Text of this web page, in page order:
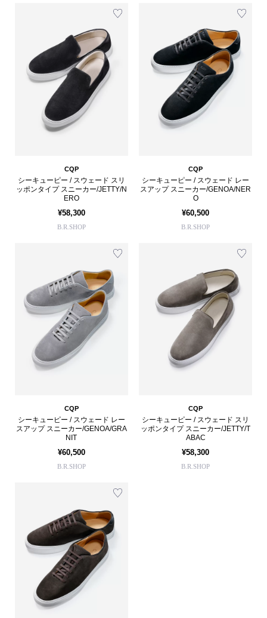
CQP
シーキューピー / スウェード スリ
ッポンタイプ スニーカー/JETTY/N
ERO
¥58,300
B.R.SHOP
CQP
シーキューピー / スウェード レー
スアップ スニーカー/GENOA/NER
O
¥60,500
B.R.SHOP
CQP
シーキューピー / スウェード レー
スアップ スニーカー/GENOA/GRA
NIT
¥60,500
B.R.SHOP
CQP
シーキューピー / スウェード スリ
ッポンタイプ スニーカー/JETTY/T
ABAC
¥58,300
B.R.SHOP